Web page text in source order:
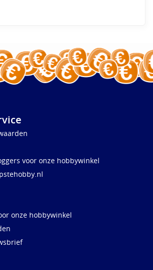
voor onze hobbywinkel
onze hobbywinkel